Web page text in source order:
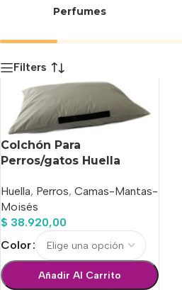
Perfumes
Filters
Colchón Para
Perros/gatos Huella
Huella, Perros, Camas-Mantas-
Moisés
$ 38.920,00
Color
Añadir Al Carrito